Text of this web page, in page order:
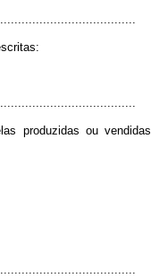
s:
as produzidas ou vendidas